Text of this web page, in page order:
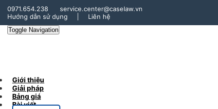
0971.654.238
service.center@caselaw.vn
Hướng dẫn sử dụng
Liên hệ
Toggle Navigation
Giới thiệu
Giải pháp
Bảng giá
Bài viết